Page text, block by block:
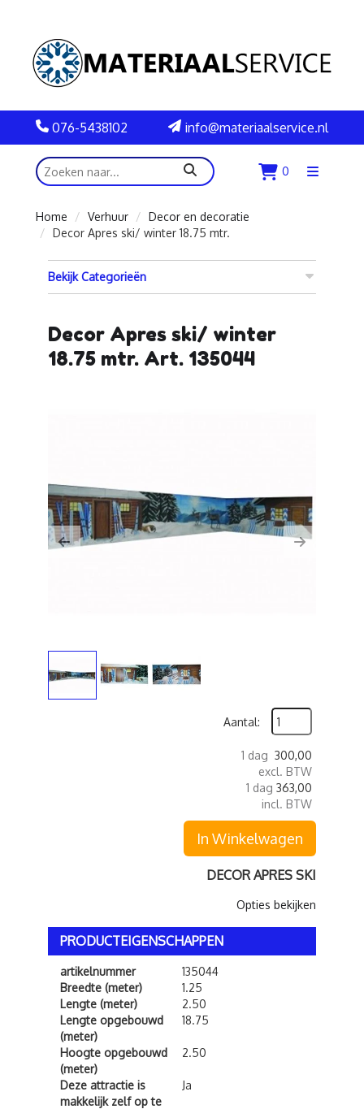
076-5438102 info@materiaalservice.nl
zoeken 0
Menu
Home
Verhuur
Decor en decoratie
Decor Apres ski/ winter 18.75 mtr.
Bekijk Categorieën
Decor Apres ski/ winter
18.75 mtr. Art. 135044
Previous Next
Aantal:
1 dag 300,00
excl. BTW
1 dag 363,00
incl. BTW
In Winkelwagen
DECOR APRES SKI
Opties bekijken
PRODUCTEIGENSCHAPPEN
artikelnummer
135044
Breedte (meter)
1.25
Lengte (meter)
2.50
Lengte opgebouwd
(meter)
18.75
Hoogte opgebouwd
(meter)
2.50
Deze attractie is
makkelijk zelf op te
Ja